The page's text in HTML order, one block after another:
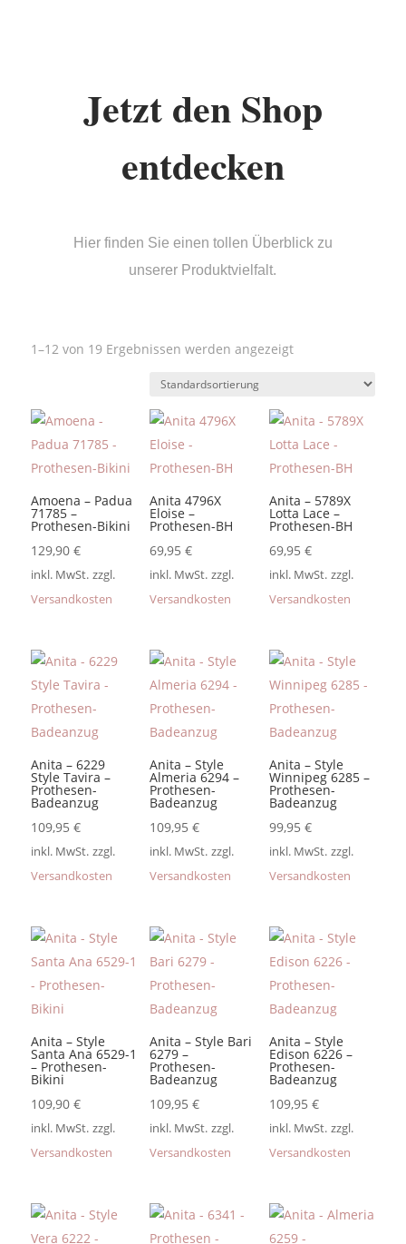
Jetzt den Shop
entdecken
Hier finden Sie einen tollen Überblick zu
unserer Produktvielfalt.
1–12 von 19 Ergebnissen werden angezeigt
Amoena – Padua
71785 –
Prothesen-Bikini
129,90 €
inkl. MwSt. zzgl.
Versandkosten
Anita 4796X
Eloise –
Prothesen-BH
69,95€
inkl. MwSt. zzgl.
Versandkosten
Anita – 5789X
Lotta Lace –
Prothesen-BH
69,95 €
inkl. MwSt. zzgl.
Versandkosten
Anita – 6229
Style Tavira –
Prothesen-
Badeanzug
109,95 €
inkl. MwSt. zzgl.
Versandkosten
Anita – Style
Almeria 6294 –
Prothesen-
Badeanzug
109,95€
inkl. MwSt. zzgl.
Versandkosten
Anita – Style
Winnipeg 6285 –
Prothesen-
Badeanzug
99,95 €
inkl. MwSt. zzgl.
Versandkosten
Anita – Style
Santa Ana 6529-1
– Prothesen-
Bikini
109,90 €
inkl. MwSt. zzgl.
Versandkosten
Anita – Style Bari
6279 –
Prothesen-
Badeanzug
109,95€
inkl. MwSt. zzgl.
Versandkosten
Anita – Style
Edison 6226 –
Prothesen-
Badeanzug
109,95 €
inkl. MwSt. zzgl.
Versandkosten